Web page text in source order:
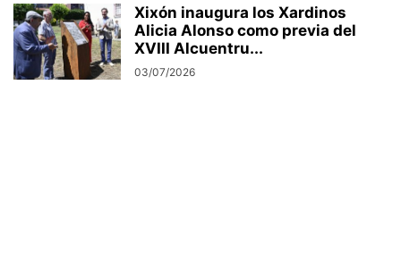
Xixón inaugura los Xardinos
Alicia Alonso como previa del
XVIII Alcuentru...
03/07/2026